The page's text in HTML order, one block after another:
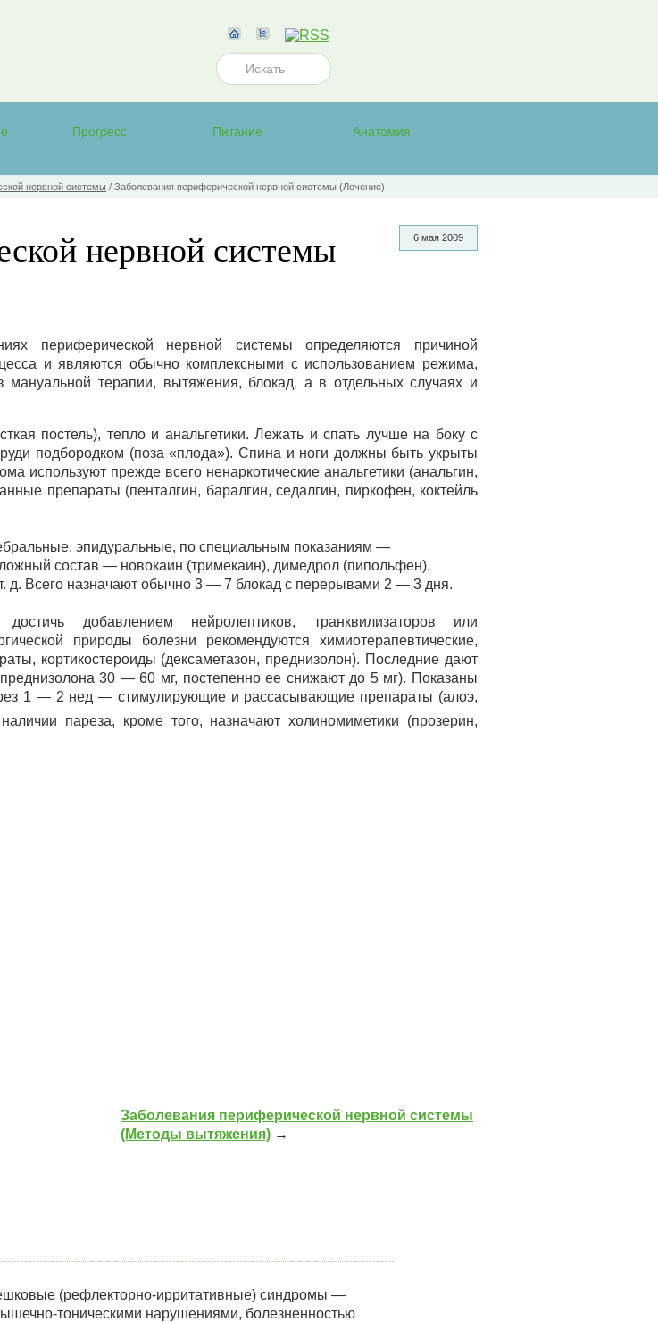
Прогресс Питание Анатомия
нервной системы / Заболевания периферической нервной системы (Лечение)
6 мая 2009
нервной системы
периферической нервной системы определяются причиной
и являются обычно комплексными с использованием режима,
мануальной терапии, вытяжения, блокад, а в отдельных случаях и
постель), тепло и анальгетики. Лежать и спать лучше на боку с
подбородком (поза «плода»). Спина и ноги должны быть укрыты
используют прежде всего ненаркотические анальгетики (анальгин,
препараты (пенталгин, баралгин, седалгин, пиркофен, коктейль
эпидуральные, по специальным показаниям —
состав — новокаин (тримекаин), димедрол (пипольфен),
т. д. Всего назначают обычно 3 — 7 блокад с перерывами 2 — 3 дня.
добавлением нейролептиков, транквилизаторов или
природы болезни рекомендуются химиотерапевтические,
кортикостероиды (дексаметазон, преднизолон). Последние дают
30 — 60 мг, постепенно ее снижают до 5 мг). Показаны
1 — 2 нед — стимулирующие и рассасывающие препараты (алоэ,
пареза, кроме того, назначают холиномиметики (прозерин,
Заболевания периферической нервной системы
(Методы вытяжения) →
(рефлекторно-ирритативные) синдромы —
тоническими нарушениями, болезненностью